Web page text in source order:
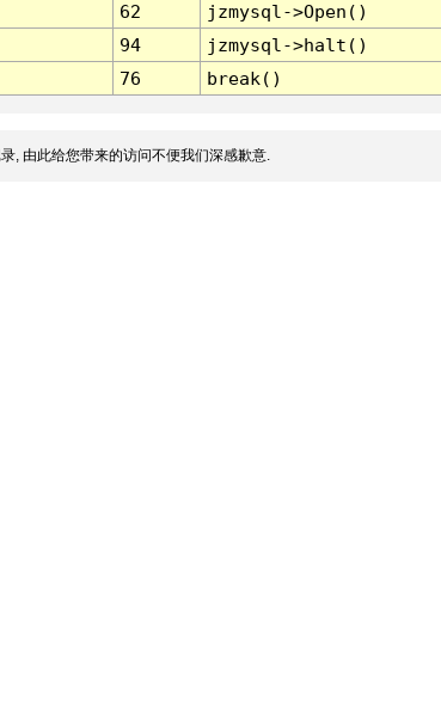
62
jzmysql->Open()
94
jzmysql->halt()
76 break()
, 由此给您带来的访问不便我们深感歉意.